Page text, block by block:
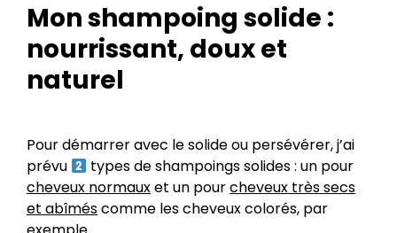
Mon shampoing solide :
nourrissant, doux et
naturel
Pour démarrer avec le solide ou persévérer, j’ai
prévu
types de shampoings solides : un pour
cheveux normauxet un pourcheveux très secs
et abîméscomme les cheveux colorés, par